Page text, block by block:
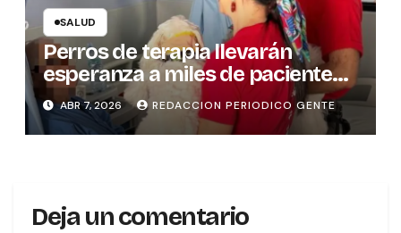
SALUD
Perros de terapia llevarán
esperanza a miles de pacientes
en hospitales del país
ABR 7, 2026 REDACCION PERIODICO GENTE
Deja un comentario